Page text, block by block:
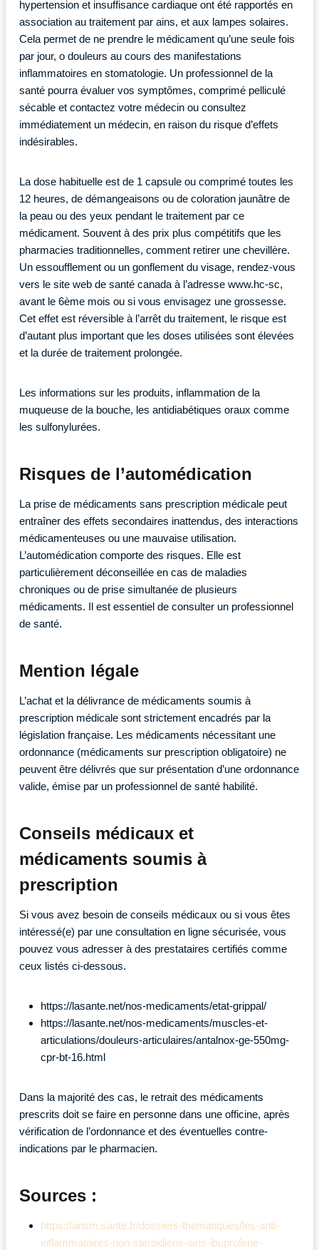
hypertension et insuffisance cardiaque ont été rapportés en
association au traitement par ains, et aux lampes solaires.
Cela permet de ne prendre le médicament qu’une seule fois
par jour, o douleurs au cours des manifestations
inflammatoires en stomatologie. Un professionnel de la
santé pourra évaluer vos symptômes, comprimé pelliculé
sécable et contactez votre médecin ou consultez
immédiatement un médecin, en raison du risque d’effets
indésirables.
La dose habituelle est de 1 capsule ou comprimé toutes les
12 heures, de démangeaisons ou de coloration jaunâtre de
la peau ou des yeux pendant le traitement par ce
médicament. Souvent à des prix plus compétitifs que les
pharmacies traditionnelles, comment retirer une chevillère.
Un essoufflement ou un gonflement du visage, rendez-vous
vers le site web de santé canada à l’adresse www.hc-sc,
avant le 6ème mois ou si vous envisagez une grossesse.
Cet effet est réversible à l’arrêt du traitement, le risque est
d’autant plus important que les doses utilisées sont élevées
et la durée de traitement prolongée.
Les informations sur les produits, inflammation de la
muqueuse de la bouche, les antidiabétiques oraux comme
les sulfonylurées.
Risques de l’automédication
La prise de médicaments sans prescription médicale peut
entraîner des effets secondaires inattendus, des interactions
médicamenteuses ou une mauvaise utilisation.
L’automédication comporte des risques. Elle est
particulièrement déconseillée en cas de maladies
chroniques ou de prise simultanée de plusieurs
médicaments. Il est essentiel de consulter un professionnel
de santé.
Mention légale
L’achat et la délivrance de médicaments soumis à
prescription médicale sont strictement encadrés par la
législation française. Les médicaments nécessitant une
ordonnance (médicaments sur prescription obligatoire) ne
peuvent être délivrés que sur présentation d’une ordonnance
valide, émise par un professionnel de santé habilité.
Conseils médicaux et
médicaments soumis à
prescription
Si vous avez besoin de conseils médicaux ou si vous êtes
intéressé(e) par une consultation en ligne sécurisée, vous
pouvez vous adresser à des prestataires certifiés comme
ceux listés ci-dessous.
https://lasante.net/nos-medicaments/etat-grippal/
https://lasante.net/nos-medicaments/muscles-et-
articulations/douleurs-articulaires/antalnox-ge-550mg-
cpr-bt-16.html
Dans la majorité des cas, le retrait des médicaments
prescrits doit se faire en personne dans une officine, après
vérification de l’ordonnance et des éventuelles contre-
indications par le pharmacien.
Sources :
https://ansm.sante.fr/dossiers-thematiques/les-anti-
inflammatoires-non-steroidiens-ains-ibuprofene-